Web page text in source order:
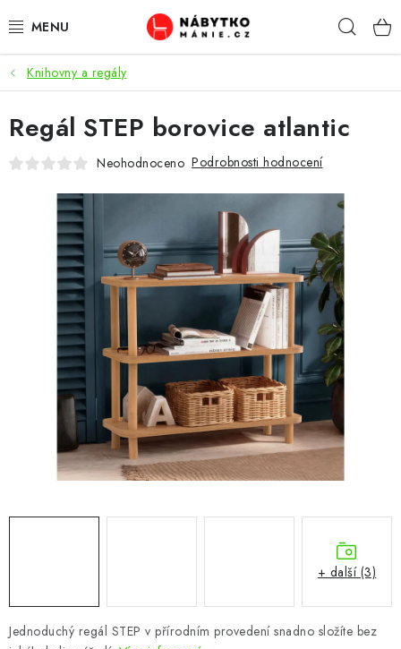
na
OBÝVACÍ POKOJ
KUCHYŇ A JÍDELNA
LOŽNICE
DĚTSKÝ POKOJ
KANCELÁŘ / PRACOVNA
KOUPELNA A WC
PŘEDSÍŇ
CHOVATELSKÉ POTŘEBY
DOPLŇKY A DEKORACE
VÝPRODEJ
Knihovny a regály
Jednoduchý regál STEP v přírodním provedení snadno složíte bez
Regál STEP borovice atlantic
Neohodnoceno Podrobnosti hodnocení
+ další (3)